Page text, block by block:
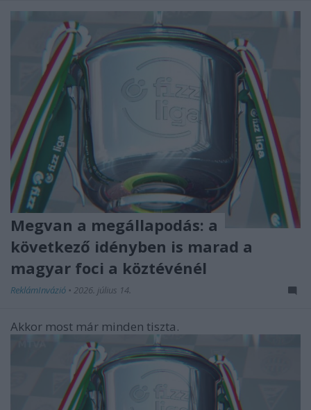
Megvan a megállapodás: a
következő idényben is marad a
magyar foci a köztévénél
ReklámInvázió • 2026. július 14.
Akkor most már minden tiszta.